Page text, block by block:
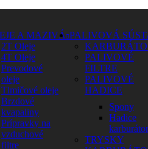
A MAZIVÁ
2T Oleje
4T Oleje
Prevodové
oleje
Tlmičové oleje
Brzdové
kvapaliny
Prípravky na
vzduchové
filtre
PALIVOVÁ
PALIVOVÉ
FILTRE
PALIVOVÉ
HADICE
Spony
Hadice
TRYSKY